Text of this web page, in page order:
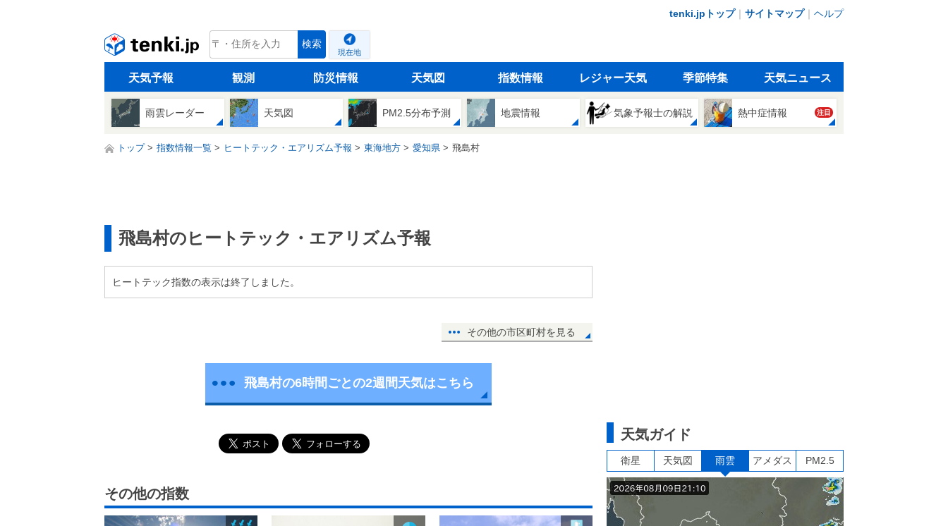
tenki.jpトップ｜ サイトマップ｜ ヘルプ
tenki.jp 検索
現在地
天気予報 観測 防災情報 天気図 指数情報 レジャー天気 季節特集 天気ニュース
雨雲レーダー 天気図 PM2.5分布予測 地震情報 気象予報士の解説 熱中症情報 注目
トップ 指数情報一覧 ヒートテック・エアリズム予報 東海地方 愛知県 飛島村
飛島村のヒートテック・エアリズム予報
ヒートテック指数の表示は終了しました。
その他の市区町村を見る
飛島村の6時間ごとの2週間天気はこちら
その他の指数
天気ガイド
衛星 天気図 雨雲 アメダス PM2.5